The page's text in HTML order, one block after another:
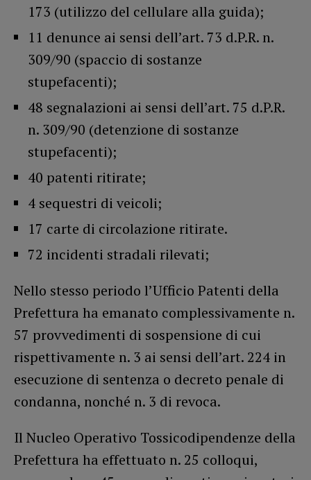
173 (utilizzo del cellulare alla guida);
11 denunce ai sensi dell’art. 73 d.P.R. n.
309/90 (spaccio di sostanze
stupefacenti);
48 segnalazioni ai sensi dell’art. 75 d.P.R.
n. 309/90 (detenzione di sostanze
stupefacenti);
40 patenti ritirate;
4 sequestri di veicoli;
17 carte di circolazione ritirate.
72 incidenti stradali rilevati;
Nello stesso periodo l’Ufficio Patenti della
Prefettura ha emanato complessivamente n.
57 provvedimenti di sospensione di cui
rispettivamente n. 3 ai sensi dell’art. 224 in
esecuzione di sentenza o decreto penale di
condanna, nonché n. 3 di revoca.
Il Nucleo Operativo Tossicodipendenze della
Prefettura ha effettuato n. 25 colloqui,